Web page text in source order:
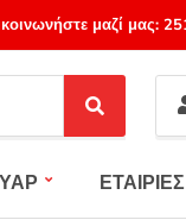
μαζί μας:
S
e
c
ΕΤΑΙΡΙΕΣ